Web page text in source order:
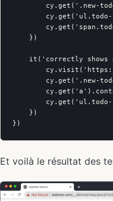
cy.get('.new-
    })
it('correctly shows
cy.get('.new-
    })
Et voilà le résultat des